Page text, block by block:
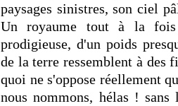
paysages sinistres, son ciel
Un royaume tout à la fois
prodigieuse, d'un poids
de la terre ressemblent à des
quoi ne s'oppose réellement
nous nommons, hélas !